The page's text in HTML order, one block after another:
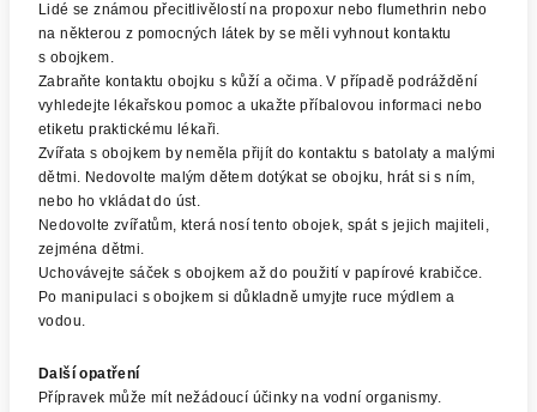
Lidé se známou přecitlivělostí na propoxur nebo flumethrin nebo
na některou z pomocných látek by se měli vyhnout kontaktu
s obojkem.
Zabraňte kontaktu obojku s kůží a očima. V případě podráždění
vyhledejte lékařskou pomoc a ukažte příbalovou informaci nebo
etiketu praktickému lékaři.
Zvířata s obojkem by neměla přijít do kontaktu s batolaty a malými
dětmi. Nedovolte malým dětem dotýkat se obojku, hrát si s ním,
nebo ho vkládat do úst.
Nedovolte zvířatům, která nosí tento obojek, spát s jejich majiteli,
zejména dětmi.
Uchovávejte sáček s obojkem až do použití v papírové krabičce.
Po manipulaci s obojkem si důkladně umyjte ruce mýdlem a
vodou.
Další opatření
Přípravek může mít nežádoucí účinky na vodní organismy.